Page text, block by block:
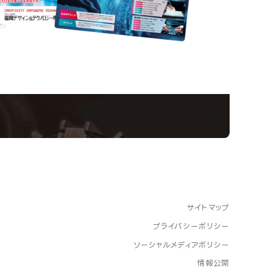
サイトマップ
プライバシーポリシー
ソーシャルメディアポリシー
情報公開